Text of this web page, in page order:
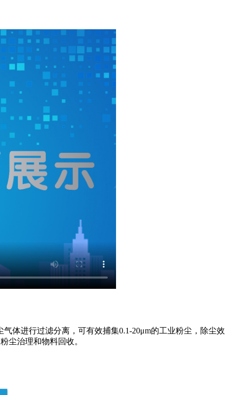
体进行过滤分离，可有效捕集0.1-20μm的工业粉尘，除尘效
尘治理和物料回收。